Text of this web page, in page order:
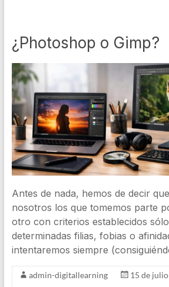
¿Photoshop o Gimp?
Antes de nada, hemos de decir
nosotros los que tomemos parte
otro con criterios establecidos
determinadas filias, fobias o
intentaremos siempre
admin-digitallearning
15 de